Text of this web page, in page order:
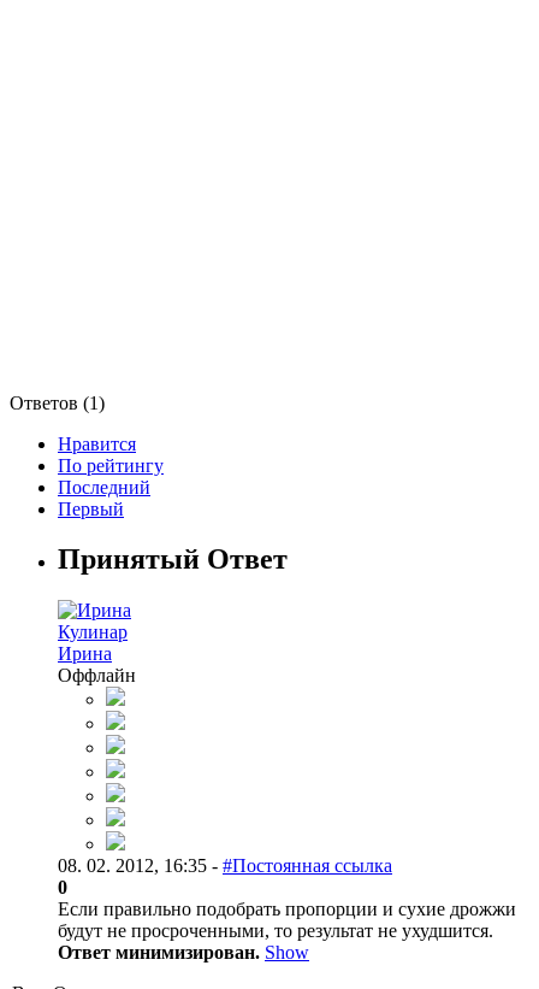
Ответов (1)
Нравится
По рейтингу
Последний
Первый
Принятый Ответ
Кулинар
Ирина
Оффлайн
08. 02. 2012, 16:35 - #Постоянная ссылка
0
Если правильно подобрать пропорции и сухие дрожжи
будут не просроченными, то результат не ухудшится.
Ответ минимизирован. Show